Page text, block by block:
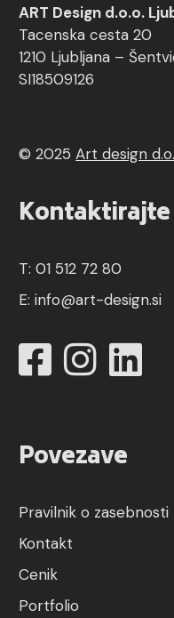
ART Design d.o.o.
Tacenska cesta 20
1210 Ljubljana –
SI18509126
© 2025 Art design
Kontaktirajte
T: 01 512 72 80
E:info@art-design.si
Povezave
Pravilnik o zasebnosti
Kontakt
Cenik
Portfolio